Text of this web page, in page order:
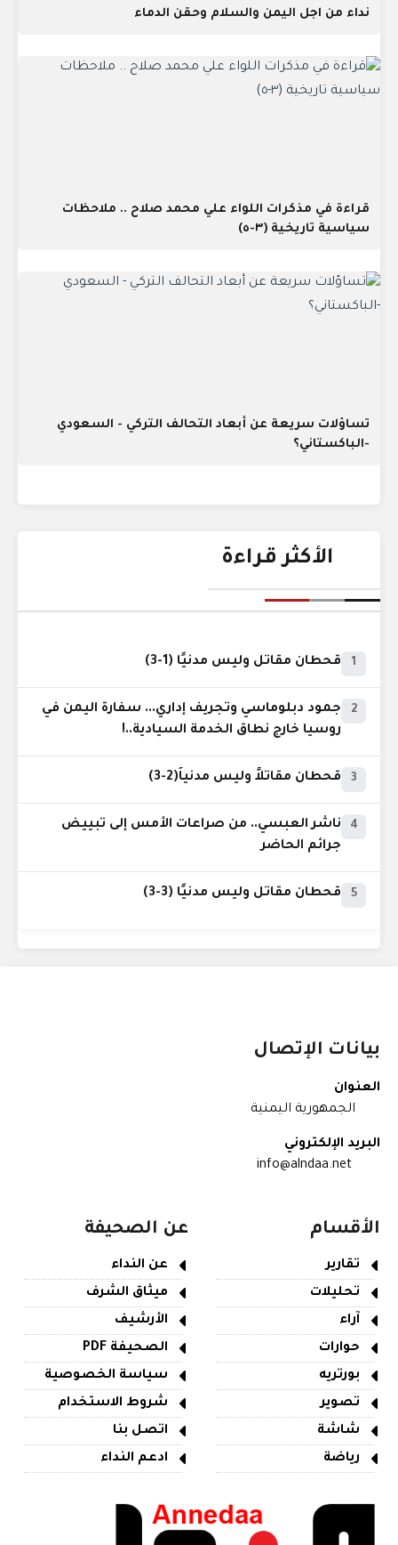
نداء من اجل اليمن والسلام وحقن الدماء
قراءة في مذكرات اللواء علي محمد صلاح .. ملاحظات
سياسية تاريخية (٣-٥)
تساؤلات سريعة عن أبعاد التحالف التركي - السعودي
-الباكستاني؟
الأكثر قراءة
1 قحطان مقاتل وليس مدنيًا (1-3)
2
جمود دبلوماسي وتجريف إداري... سفارة اليمن في
روسيا خارج نطاق الخدمة السيادية..!
3 قحطان مقاتلاً وليس مدنياً(2-3)
4
ناشر العبسي.. من صراعات الأمس إلى تبييض
جرائم الحاضر
5 قحطان مقاتل وليس مدنيًا (3-3)
بيانات الإتصال
العنوان
الجمهورية اليمنية
البريد الإلكتروني
info@alndaa.net
الأقسام
تقارير
تحليلات
آراء
حوارات
بورتريه
تصوير
شاشة
رياضة
عن الصحيفة
عن النداء
ميثاق الشرف
الأرشيف
الصحيفة PDF
سياسة الخصوصية
شروط الاستخدام
اتصل بنا
ادعم النداء